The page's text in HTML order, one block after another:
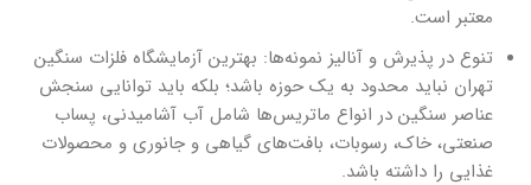
معتبر است.
تنوع در پذیرش و آنالیز نمونه‌ها: بهترین آزمایشگاه فلزات سنگین
تهران نباید محدود به یک حوزه باشد؛ بلکه باید توانایی سنجش
عناصر سنگین در انواع ماتریس‌ها شامل آب آشامیدنی، پساب
صنعتی، خاک، رسوبات، بافت‌های گیاهی و جانوری و محصولات
غذایی را داشته باشد.